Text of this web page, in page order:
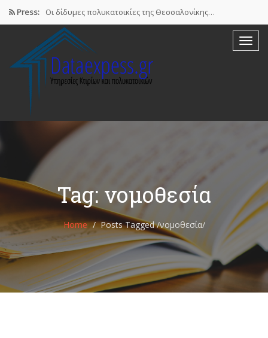
Press: Οι δίδυμες πολυκατοικίες της Θεσσαλονίκης…
Airbnb : Το οικονομικό φαινόμενο…
ΠΟΜΙΔΑ: Νόμιμες οι βραχυχρόνιες μισθώσεις…
Συστάσεις των γιατρών προς τους…
Tag: νομοθεσία
Home Posts Tagged/νομοθεσία/